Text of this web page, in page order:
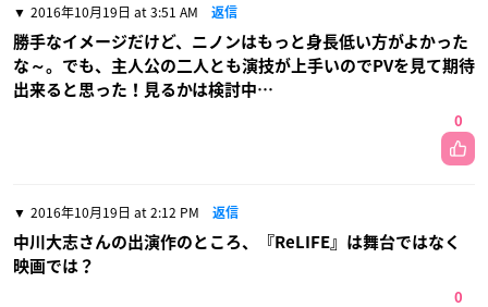
2016年10月19日 at 3:51 AM 返信
勝手なイメージだけど、ニノンはもっと身長低い方がよかった
な～。でも、主人公の二人とも演技が上手いのでPVを見て期待
出来ると思った！見るかは検討中…
0
2016年10月19日 at 2:12 PM 返信
中川大志さんの出演作のところ、『ReLIFE』は舞台ではなく
映画では？
0